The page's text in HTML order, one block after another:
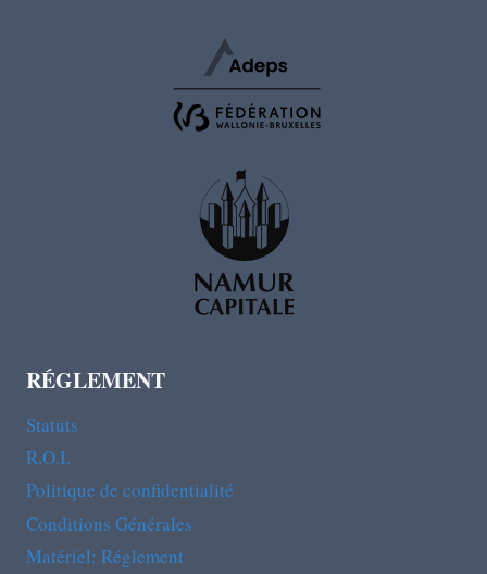
RÉGLEMENT
Statuts
R.O.I.
Politique de confidentialité
Conditions Générales
Matériel: Réglement